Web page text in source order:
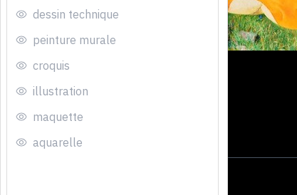
dessin technique
peinture murale
croquis
illustration
maquette
aquarelle